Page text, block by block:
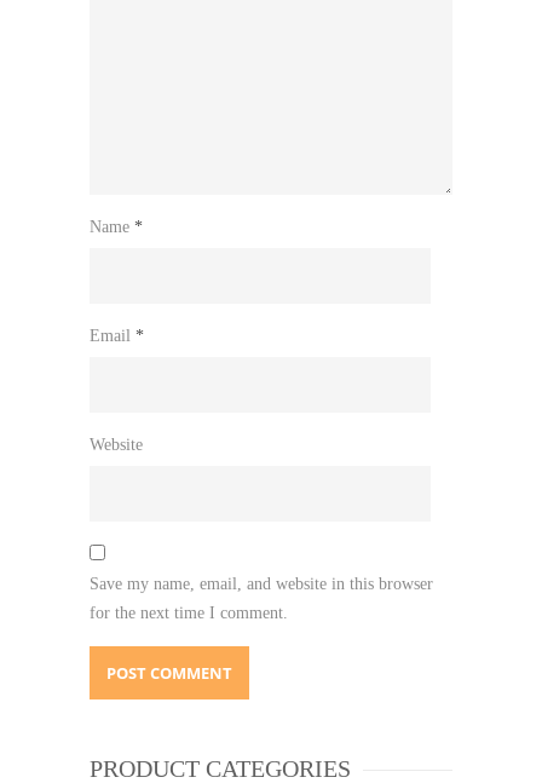
Name *
Email *
Website
Save my name, email, and website in this browser
for the next time I comment.
PRODUCT CATEGORIES